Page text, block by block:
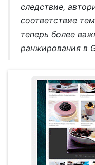
следствие,
соответствие
теперь более
ранжирования в